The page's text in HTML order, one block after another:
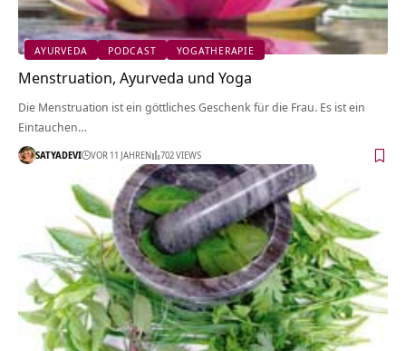
AYURVEDA PODCAST YOGATHERAPIE
Menstruation, Ayurveda und Yoga
Die Menstruation ist ein göttliches Geschenk für die Frau. Es ist ein
Eintauchen…
SATYADEVI VOR 11 JAHREN 702 VIEWS